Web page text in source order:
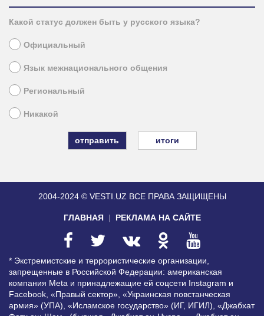
Какой статус должен быть у русского языка?
Официальный
Язык межнационального общения
Региональный
Никакой
итоги
2004-2024 © VESTI.UZ ВСЕ ПРАВА ЗАЩИЩЕНЫ
ГЛАВНАЯ РЕКЛАМА НА САЙТЕ
* Экстремистские и террористические организации,
запрещенные в Российской Федерации: американская
компания Meta и принадлежащие ей соцсети Instagram и
Facebook, «Правый сектор», «Украинская повстанческая
армия» (УПА), «Исламское государство» (ИГ, ИГИЛ), «Джабхат